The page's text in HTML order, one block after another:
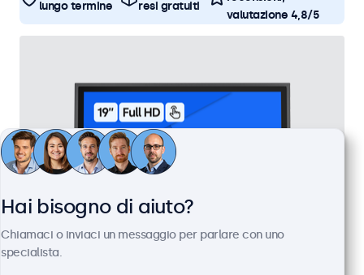
lungo termine
resi gratuiti
valutazione 4,8/5
Hai bisogno di aiuto?
Chiamaci o inviaci un messaggio per parlare con uno
specialista.